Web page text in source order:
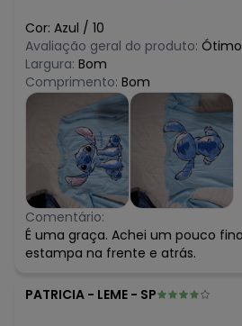
Cor: Azul / 10
Avaliação geral do produto: Ótimo
Largura: Bom
Comprimento: Bom
Comentário:
É uma graça. Achei um pouco
estampa na frente e atrás.
PATRICIA - LEME - SP